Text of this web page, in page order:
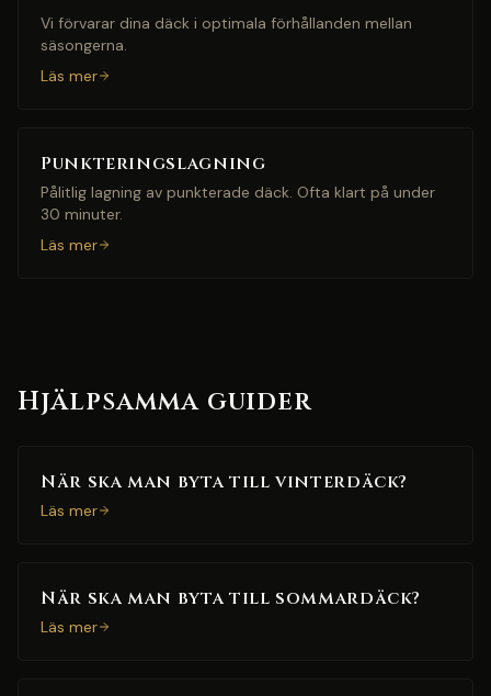
Vi förvarar dina däck i optimala förhållanden mellan
säsongerna.
Läs mer
Punkteringslagning
Pålitlig lagning av punkterade däck. Ofta klart på under
30 minuter.
Läs mer
Hjälpsamma guider
När ska man byta till vinterdäck?
Läs mer
När ska man byta till sommardäck?
Läs mer